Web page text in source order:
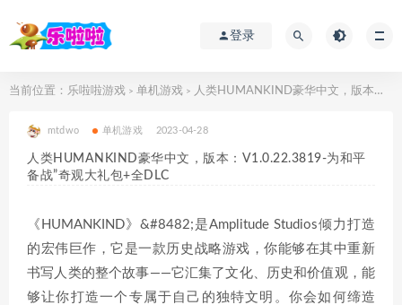
登录
当前位置： 乐啦啦游戏 > 单机游戏 > 人类HUMANKIND豪华中文，版本：V1.0.22.3819-为和平备战”奇观大礼包+全DLC
mtdwo 单机游戏 2023-04-28
人类HUMANKIND豪华中文，版本：V1.0.22.3819-为和平
备战”奇观大礼包+全DLC
《HUMANKIND》&#8482;是Amplitude Studios倾力打造
的宏伟巨作，它是一款历史战略游戏，你能够在其中重新
书写人类的整个故事——它汇集了文化、历史和价值观，能
够让你打造一个专属于自己的独特文明。你会如何缔造